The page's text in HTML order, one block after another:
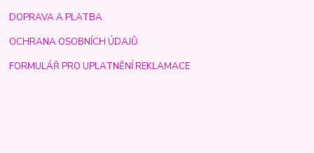
DOPRAVA A PLATBA
OCHRANA OSOBNÍCH ÚDAJŮ
FORMULÁŘ PRO UPLATNĚNÍ REKLAMACE